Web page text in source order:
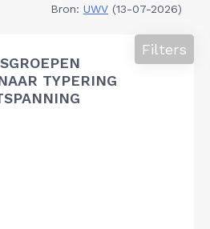
Bron: UWV (13-07-2026)
TYPERING
Filters